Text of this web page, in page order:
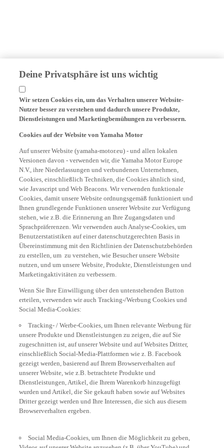
Deine Privatsphäre ist uns wichtig
Wir setzen Cookies ein, um das Verhalten unserer Website-
Nutzer besser zu verstehen und dadurch unsere Produkte,
Dienstleistungen und Marketingbemühungen zu verbessern.
Cookies auf der Website von Yamaha Motor
Auf unserer Website (yamaha-motor.eu) - und allen lokalen
Versionen davon - verwenden wir, die Yamaha Motor Europe
N.V., ihre Niederlassungen und verbundenen Unternehmen,
Cookies, einschließlich Techniken, die Cookies ähnlich sind,
wie Javascript und Web Beacons. Wir verwenden funktionale
Cookies, damit unsere Website ordnungsgemäß funktioniert und
Ihnen grundlegende Funktionen unserer Website zur Verfügung
stehen, wie z.B. die Erinnerung an Ihre Zugangsdaten und
Sprachpräferenzen. Wir verwenden auch Analyse-Cookies, um
Benutzerstatistiken auf einer datenschutzgerechten Basis in
Übereinstimmung mit den Richtlinien der Datenschutzbehörden
zu erstellen, um zu verstehen, wie Besucher unsere Website
nutzen, und um unsere Website, Produkte, Dienstleistungen und
Marketingaktivitäten zu verbessern.
Wenn Sie Ihre Einwilligung über den untenstehenden Button
erteilen, verwenden wir auch Tracking-/Werbung Cookies und
Social Media-Cookies:
Tracking- / Werbe-Cookies, um Ihnen relevante Werbung für
unsere Produkte und Dienstleistungen zu zeigen, die auf Sie
zugeschnitten ist, auf unserer Website und auf Websites Dritter,
einschließlich Social-Media-Plattformen wie z. B. Facebook
gezeigt werden, basierend auf Ihrem Browserverhalten auf
unserer Website, wie z.B. betrachtete Produkte und
Dienstleistungen, Artikel, die Ihrem Warenkorb hinzugefügt
wurden und Artikel, die Sie gekauft haben sowie auf Websites
Dritter gezeigt werden und Ihre Interessen, die sich aus diesem
Browserverhalten ergeben.
Social Media-Cookies, um Ihnen die Möglichkeit zu geben,
Videos auf unserer Website anzusehen (z.B. über YouTube) und